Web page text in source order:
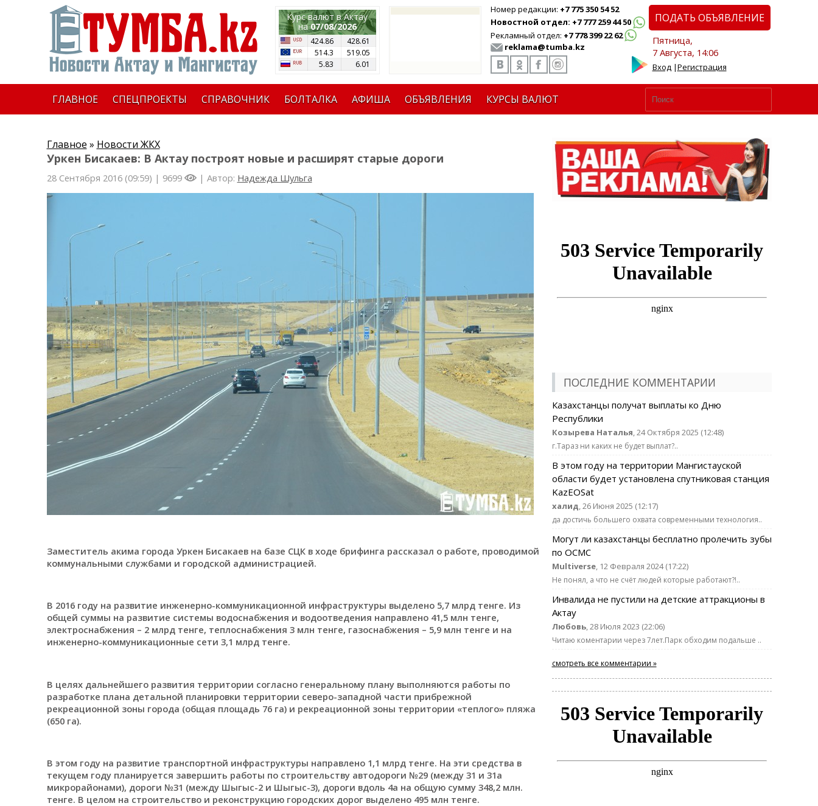
Курс валют в Актау
на07/08/2026
424.86
428.61
514.3
519.05
5.83
6.01
Номер редакции: +7 775 350 54 52
Новостной отдел: +7 777 259 44 50
Рекламный отдел: +7 778 399 22 62
reklama@tumba.kz
ПОДАТЬ ОБЪЯВЛЕНИЕ
Пятница,
7 Августа, 14:06
Вход|Регистрация
ГЛАВНОЕ СПЕЦПРОЕКТЫ СПРАВОЧНИК БОЛТАЛКА АФИША ОБЪЯВЛЕНИЯ КУРСЫ ВАЛЮТ
Главное » Новости ЖКХ
Уркен Бисакаев: В Актау построят новые и расширят старые дороги
28 Сентября 2016 (09:59) | 9699 | Автор: Надежда Шульга
Заместитель акима города Уркен Бисакаев на базе СЦК в ходе брифинга рассказал о работе, проводимой
коммунальными службами и городской администрацией.
В 2016 году на развитие инженерно-коммуникационной инфраструктуры выделено 5,7 млрд тенге. Из
общей суммы на развитие системы водоснабжения и водоотведения направлено 41,5 млн тенге,
электроснабжения – 2 млрд тенге, теплоснабжения 3 млн тенге, газоснабжения – 5,9 млн тенге и на
инженерно-коммуникационные сети 3,1 млрд тенге.
В целях дальнейшего развития территории согласно генеральному плану выполняются работы по
разработке плана детальной планировки территории северо-западной части прибрежной
рекреационной зоны города (общая площадь 76 га) и рекреационной зоны территории «теплого» пляжа
(650 га).
В этом году на развитие транспортной инфраструктуры направлено 1,1 млрд тенге. На эти средства в
текущем году планируется завершить работы по строительству автодороги №29 (между 31 и 31а
микрорайонами), дороги №31 (между Шыгыс-2 и Шыгыс-3), дороги вдоль 4а на общую сумму 348,2 млн.
тенге. В целом на строительство и реконструкцию городских дорог выделено 495 млн тенге.
ПОСЛЕДНИЕ КОММЕНТАРИИ
Казахстанцы получат выплаты ко Дню
Республики
Козырева Наталья, 24 Октября 2025 (12:48)
г.Тараз ни каких не будет выплат?..
В этом году на территории Мангистауской
области будет установлена спутниковая станция
KazEOSat
халид, 26 Июня 2025 (12:17)
да достичь большего охвата современными технология..
Могут ли казахстанцы бесплатно пролечить зубы
по ОСМС
Multiverse, 12 Февраля 2024 (17:22)
Не понял, а что не счёт людей которые работают?!..
Инвалида не пустили на детские аттракционы в
Актау
Любовь, 28 Июля 2023 (22:06)
Читаю коментарии через 7лет.Парк обходим подальше ..
смотреть все комментарии »